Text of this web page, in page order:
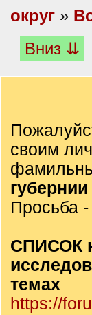
округ »
Вниз ⇊
своим
Просьба
СПИСОК
темах
https://